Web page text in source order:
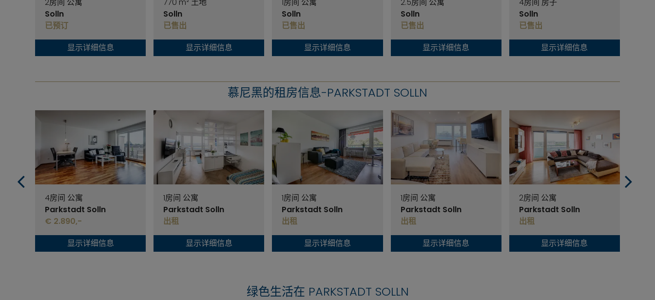
2房间 公寓
Solln
已预订
显示详细信息
770 m² 土地
Solln
已售出
显示详细信息
1房间 公寓
Solln
已售出
显示详细信息
2.5房间 公寓
Solln
已售出
显示详细信息
4房间 房子
Solln
已售出
显示详细信息
慕尼黑的租房信息-PARKSTADT SOLLN
4房间 公寓
Parkstadt Solln
€ 2.890,-
显示详细信息
1房间 公寓
Parkstadt Solln
出租
显示详细信息
1房间 公寓
Parkstadt Solln
出租
显示详细信息
1房间 公寓
Parkstadt Solln
出租
显示详细信息
2房间 公寓
Parkstadt Solln
出租
显示详细信息
绿色生活在 PARKSTADT SOLLN